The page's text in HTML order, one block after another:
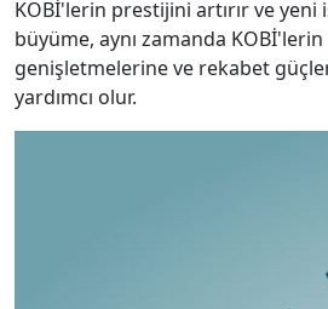
KOBİ'lerin prestijini artırır ve yeni
büyüme, aynı zamanda KOBİ'lerin
genişletmelerine ve rekabet
yardımcı olur.